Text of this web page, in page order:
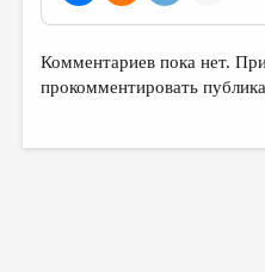
Комментариев пока нет.
прокомментировать